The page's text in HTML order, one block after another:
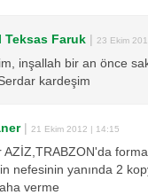
Teksas Faruk | 23 Ekim
inşallah bir an önce
kardeşim
| 21 Ekim 2012 | 14:15
AZİZ,TRABZON'da
nefesinin yanında 2
verme